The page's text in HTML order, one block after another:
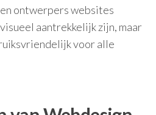
ontwerpers websites
aantrekkelijk zijn, maar
voor alle